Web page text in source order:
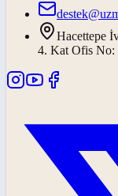
Hacettepe
4. Kat Ofis